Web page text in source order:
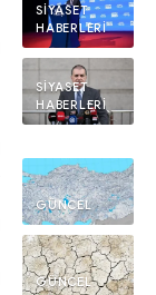
SIYASET
HABERLERI
SIYASET
HABERLERI
GÜNCEL
GÜNCEL